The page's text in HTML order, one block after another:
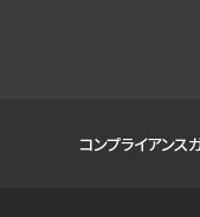
コンプライアンス